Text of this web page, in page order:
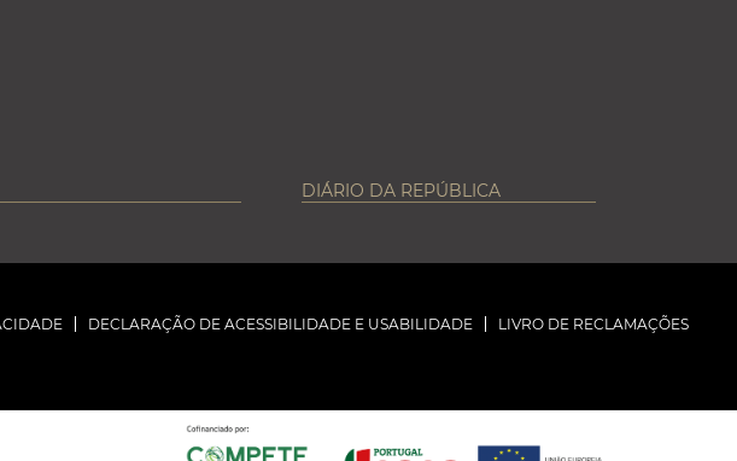
DIÁRIO DA REPÚBLICA
DECLARAÇÃO DE ACESSIBILIDADE E USABILIDADE LIVRO DE RECLAMAÇÕES